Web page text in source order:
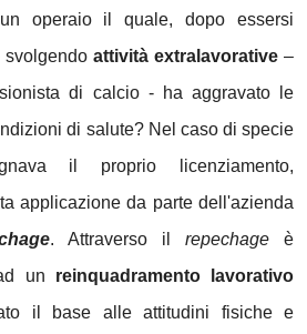
operaio il quale, dopo essersi
svolgendo attività extralavorative –
di calcio - ha aggravato le
di salute? Nel caso di specie
il proprio licenziamento,
applicazione da parte dell'azienda
. Attraverso il repechage è
un reinquadramento lavorativo
il base alle attitudini fisiche e